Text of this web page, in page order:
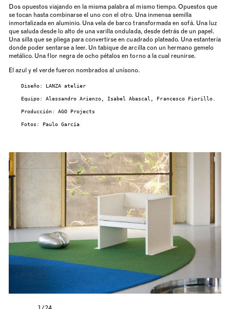
Dos opuestos viajando en la misma palabra al mismo tiempo. Opuestos que
se tocan hasta combinarse el uno con el otro. Una inmensa semilla
inmortalizada en aluminio. Una vela de barco transformada en sofá. Una luz
que saluda desde lo alto de una varilla ondulada, desde detrás de un papel.
Una silla que se pliega para convertirse en cuadrado plateado. Una estantería
donde poder sentarse a leer. Un tabique de arcilla con un hermano gemelo
metálico. Una flor negra de ocho pétalos en torno a la cual reunirse.
El azul y el verde fueron nombrados al unísono.
Diseño: LANZA atelier
Equipo: Alessandro Arienzo, Isabel Abascal, Francesco Fiorillo.
Producción: AGO Projects
Fotos: Paulo García